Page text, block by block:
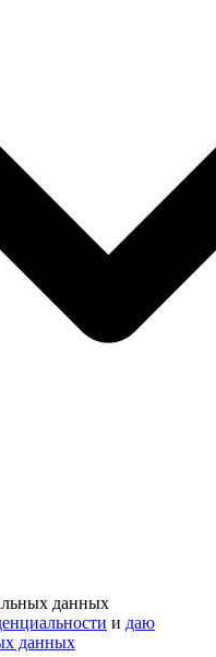
данных
и даю
данных